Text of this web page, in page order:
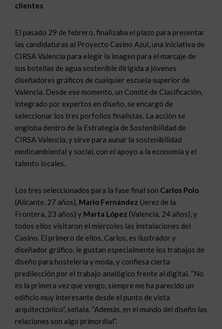
clientes
El pasado 29 de febrero, finalizaba el plazo para presentar
las candidaturas al Proyecto Casino Azul, una iniciativa de
CIRSA Valencia para elegir la imagen para el marcaje de
sus botellas de agua sostenible dirigida a jóvenes
diseñadores gráficos de cualquier escuela superior de
Valencia. Desde ese momento, un Comité de Clasificación,
integrado por expertos en diseño, se encargó de
seleccionar los tres porfolios finalistas. La acción se
engloba dentro de la Estrategia de Sostenibilidad de
CIRSA Valencia, y sirve para aunar la sostenibilidad
medioambiental y social, con el apoyo a la economía y el
talento locales.
Los tres seleccionados para la fase final son Carlos Polo
(Alicante, 27 años), Mario Fernández (Jerez de la
Frontera, 23 años) y Marta López (Valencia, 24 años), y
todos ellos visitaron el miércoles las instalaciones del
Casino. El primero de ellos, Carlos, es ilustrador y
diseñador gráfico, le gustan especialmente los trabajos de
diseño para hostelería y moda, y confiesa cierta
predilección por el trabajo analógico frente al digital. “No
es la primera vez que vengo, siempre me ha parecido un
edificio muy interesante desde el punto de vista
arquitectónico”, señala. “Además, en el mundo del diseño las
relaciones son algo primordial”.